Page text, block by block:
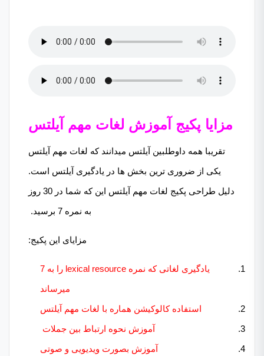
مزایا پکیج آموزش لغات مهم آیلتس
تقریبا همه داوطلبین آیلتس میدانند که لغات مهم آیلتس
یکی از ضروری ترین بخش ها در یادگیری آیلتس است.
دلیل طراحی پکیج لغات مهم آیلتس این که شما در 30 روز
به نمره 7 برسید.
مزایای این پکیج:
یادگیری لغاتی که نمره lexical resource را به 7
میرساند
استفاده کالوکیشن هماره با لغات مهم آیلتس
آموزش نحوه ارتباط بین جملات
آموزش بصورت ویدیویی و صوتی